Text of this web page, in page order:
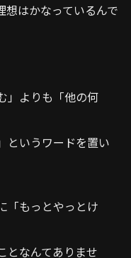
想はかなっているんで
」よりも「他の何
というワードを置い
「もっとやっとけ
となんてありませ